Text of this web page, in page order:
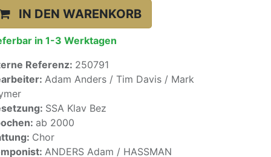
IN DEN WARENKORB
in 1-3 Werktagen
Referenz: 250791
Adam Anders / Tim Davis / Mark
SSA Klav Bez
ab 2000
Chor
ANDERS Adam / HASSMAN